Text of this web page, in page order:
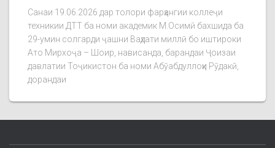
Санаи 19.06.2026 дар толори фарҳангии коллеҷи
техникии ДТТ ба номи академик М.Осимӣ бахшида ба
29-умин солгарди ҷашни Ваҳдати миллӣ бо иштироки
Ато Мирхоҷа – Шоир, нависанда, барандаи Ҷоизаи
давлатии Тоҷикистон ба номи Абӯабдуллоҳи Рӯдакӣ,
дорандаи